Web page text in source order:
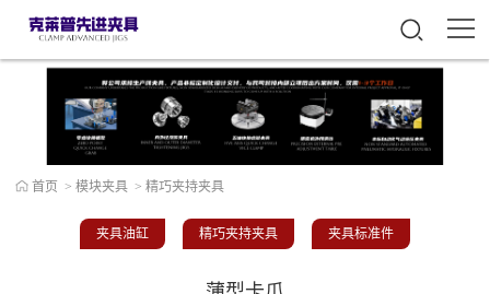
首页 > 模块夹具 > 精巧夹持夹具
夹具油缸 精巧夹持夹具 夹具标准件